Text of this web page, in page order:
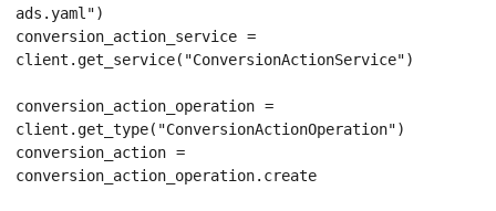
ads.yaml")
conversion_action_service =
client.get_service("ConversionActionService")
conversion_action_operation =
client.get_type("ConversionActionOperation")
conversion_action =
conversion_action_operation.create